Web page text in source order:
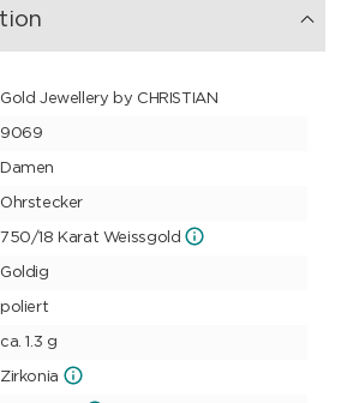
Gold Jewellery by CHRISTIAN
9069
Damen
Ohrstecker
750/18 Karat Weissgold
Goldig
poliert
ca. 1.3 g
Zirkonia